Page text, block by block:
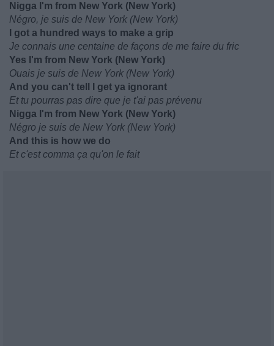
Nigga I'm from New York (New York)
Négro, je suis de New York (New York)
I got a hundred ways to make a grip
Je connais une centaine de façons de me faire du fric
Yes I'm from New York (New York)
Ouais je suis de New York (New York)
And you can't tell I get ya ignorant
Et tu pourras pas dire que je t'ai pas prévenu
Nigga I'm from New York (New York)
Négro je suis de New York (New York)
And this is how we do
Et c'est comma ça qu'on le fait